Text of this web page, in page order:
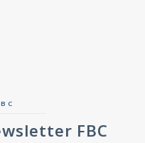
FBC